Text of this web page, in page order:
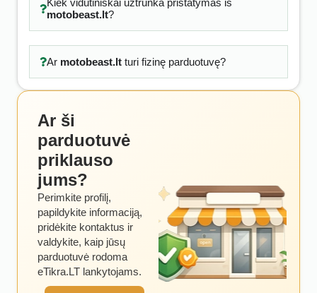
Kiek vidutiniškai užtrunka pristatymas iš
motobeast.lt?
Ar motobeast.ltturi fizinę parduotuvę?
Ar ši
parduotuvė
priklauso
jums?
Perimkite profilį,
papildykite informaciją,
pridėkite kontaktus ir
valdykite, kaip jūsų
parduotuvė rodoma
eTikra.LT lankytojams.